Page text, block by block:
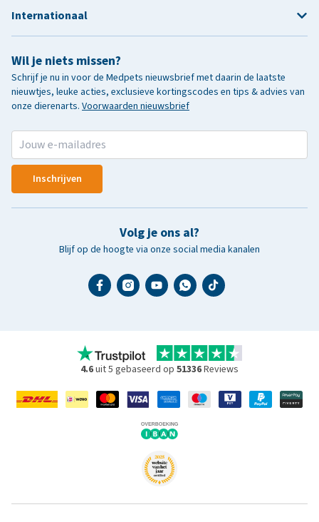
Wil je niets missen?
Schrijf je nu in voor de Medpets nieuwsbrief met daarin de laatste
nieuwtjes, leuke acties, exclusieve kortingscodes en tips & advies van
onze dierenarts. Voorwaarden nieuwsbrief
Inschrijven
Volg je ons al?
Blijf op de hoogte via onze social media kanalen
Internationaal
4.6uit 5 gebaseerd op 51336Reviews